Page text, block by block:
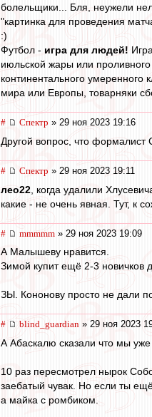
болельщики... Бля, неужели
"картинка для проведения
:)
Футбол - игра для людей!
июльской жары или
континентального
мира или Европы, товарняки
# Спектр » 29 ноя 2023 19:16
Другой вопрос, что формалист
# Спектр » 29 ноя 2023 19:11
лео22 , когда удалили
какие - не очень явная. Тут, к
# mmmmm » 29 ноя 2023 19:09
А Малышеву нравится.
Зимой купит ещё 2-3 новичков
ЗЫ. Кононову просто не дали
# blind_guardian » 29 ноя 2023
А Абаскалю сказали что мы
10 раз пересмотрел нырок
заебатый чувак. Но если ты
а майка с ромбиком.